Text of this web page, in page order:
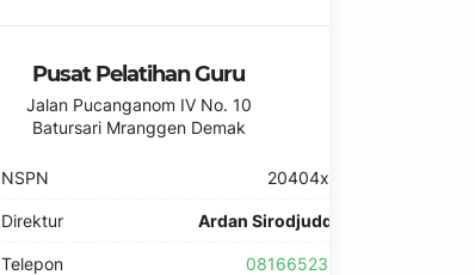
Pusat Pelatihan Guru
Jalan Pucanganom IV No. 10
Batursari Mranggen Demak
NSPN 20404xxx
Direktur Ardan Sirodjuddin
Telepon 0816652325